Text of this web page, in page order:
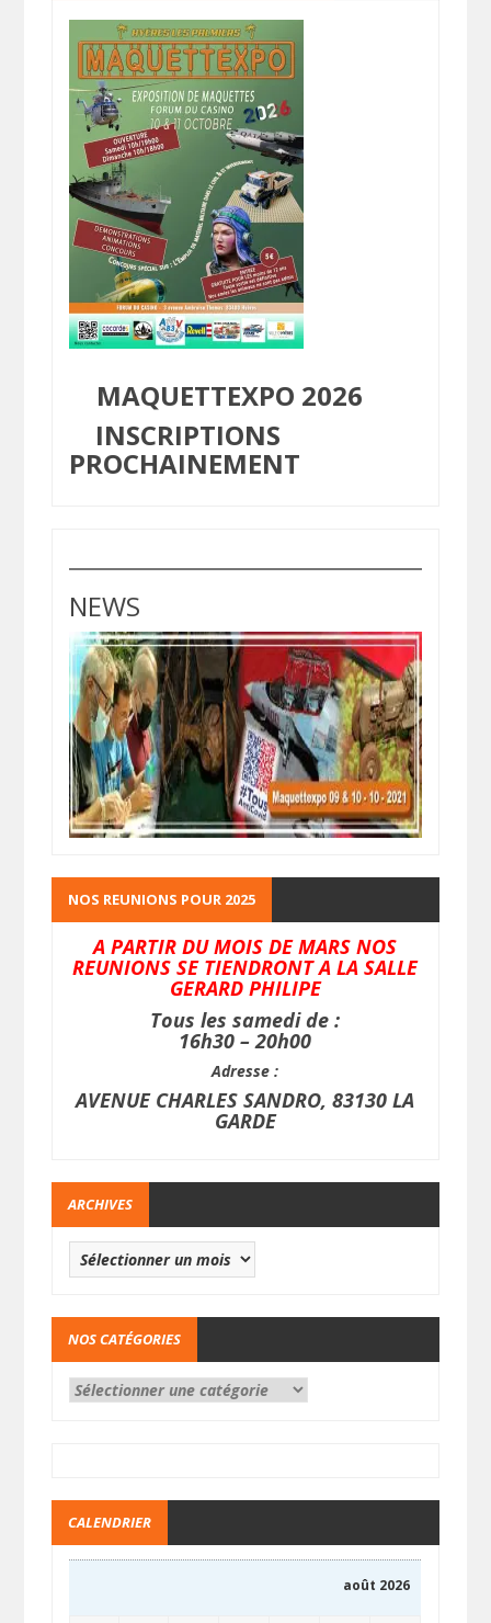
MAQUETTEXPO 2026
INSCRIPTIONS
PROCHAINEMENT
NEWS
NOS REUNIONS POUR 2025
A PARTIR DU MOIS DE MARS NOS
REUNIONS SE TIENDRONT A LA SALLE
GERARD PHILIPE
Tous les samedi de :
16h30 – 20h00
Adresse :
AVENUE CHARLES SANDRO, 83130 LA
GARDE
ARCHIVES
NOS CATÉGORIES
CALENDRIER
août 2026